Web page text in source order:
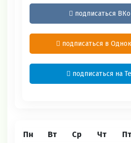
подписаться
подписаться в
подписаться на
Пн Вт Ср Чт Пт